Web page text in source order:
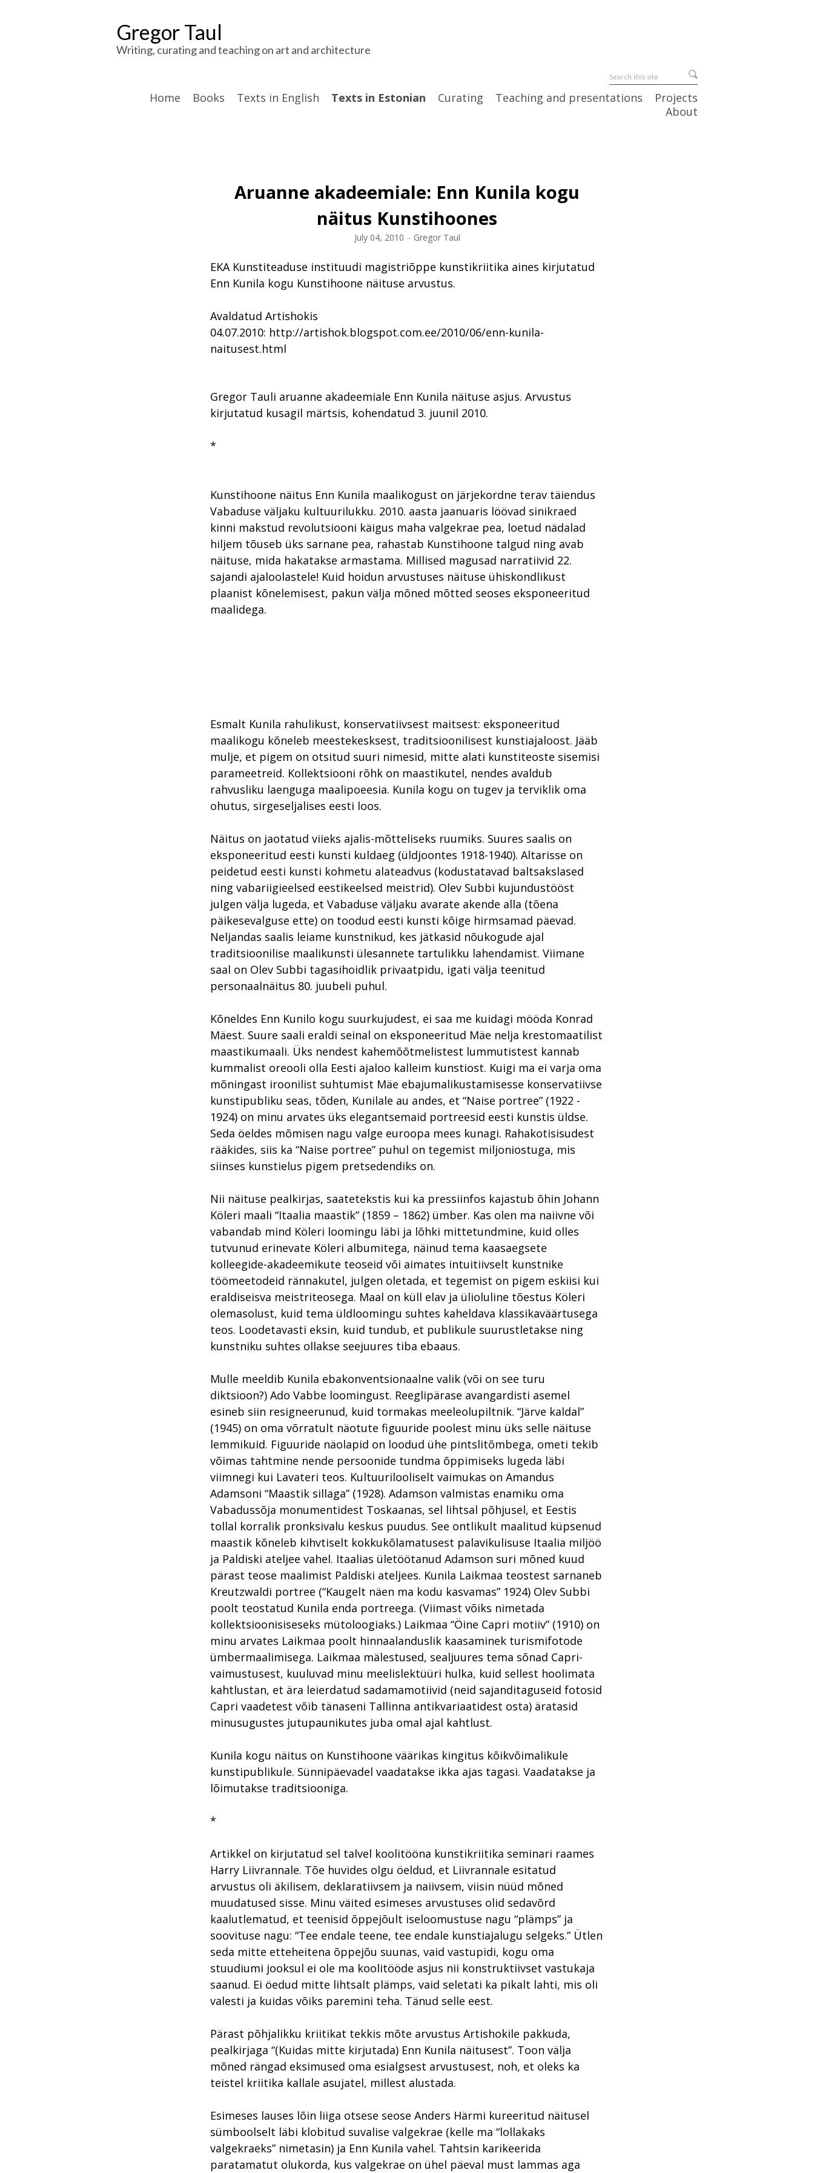
Gregor Taul
Writing, curating and teaching on art and architecture
Home Books Texts in English Texts in Estonian Curating Teaching and presentations
Projects
About
Aruanne akadeemiale: Enn Kunila kogu
näitus Kunstihoones
July 04, 2010 – Gregor Taul
EKA Kunstiteaduse instituudi magistriõppe kunstikriitika aines kirjutatud
Enn Kunila kogu Kunstihoone näituse arvustus.
Avaldatud Artishokis
04.07.2010: http://artishok.blogspot.com.ee/2010/06/enn-kunila-
naitusest.html
Gregor Tauli aruanne akadeemiale Enn Kunila näituse asjus. Arvustus
kirjutatud kusagil märtsis, kohendatud 3. juunil 2010.
*
Kunstihoone näitus Enn Kunila maalikogust on järjekordne terav täiendus
Vabaduse väljaku kultuurilukku. 2010. aasta jaanuaris löövad sinikraed
kinni makstud revolutsiooni käigus maha valgekrae pea, loetud nädalad
hiljem tõuseb üks sarnane pea, rahastab Kunstihoone talgud ning avab
näituse, mida hakatakse armastama. Millised magusad narratiivid 22.
sajandi ajaloolastele! Kuid hoidun arvustuses näituse ühiskondlikust
plaanist kõnelemisest, pakun välja mõned mõtted seoses eksponeeritud
maalidega.
Esmalt Kunila rahulikust, konservatiivsest maitsest: eksponeeritud
maalikogu kõneleb meestekesksest, traditsioonilisest kunstiajaloost. Jääb
mulje, et pigem on otsitud suuri nimesid, mitte alati kunstiteoste sisemisi
parameetreid. Kollektsiooni rõhk on maastikutel, nendes avaldub
rahvusliku laenguga maalipoeesia. Kunila kogu on tugev ja terviklik oma
ohutus, sirgeseljalises eesti loos.
Näitus on jaotatud viieks ajalis-mõtteliseks ruumiks. Suures saalis on
eksponeeritud eesti kunsti kuldaeg (üldjoontes 1918-1940). Altarisse on
peidetud eesti kunsti kohmetu alateadvus (kodustatavad baltsakslased
ning vabariigieelsed eestikeelsed meistrid). Olev Subbi kujundustööst
julgen välja lugeda, et Vabaduse väljaku avarate akende alla (tõena
päikesevalguse ette) on toodud eesti kunsti kõige hirmsamad päevad.
Neljandas saalis leiame kunstnikud, kes jätkasid nõukogude ajal
traditsioonilise maalikunsti ülesannete tartulikku lahendamist. Viimane
saal on Olev Subbi tagasihoidlik privaatpidu, igati välja teenitud
personaalnäitus 80. juubeli puhul.
Kõneldes Enn Kunilo kogu suurkujudest, ei saa me kuidagi mööda Konrad
Mäest. Suure saali eraldi seinal on eksponeeritud Mäe nelja krestomaatilist
maastikumaali. Üks nendest kahemõõtmelistest lummutistest kannab
kummalist oreooli olla Eesti ajaloo kalleim kunstiost. Kuigi ma ei varja oma
mõningast iroonilist suhtumist Mäe ebajumalikustamisesse konservatiivse
kunstipubliku seas, tõden, Kunilale au andes, et “Naise portree” (1922 -
1924) on minu arvates üks elegantsemaid portreesid eesti kunstis üldse.
Seda öeldes mõmisen nagu valge euroopa mees kunagi. Rahakotisisudest
rääkides, siis ka “Naise portree” puhul on tegemist miljoniostuga, mis
siinses kunstielus pigem pretsedendiks on.
Nii näituse pealkirjas, saatetekstis kui ka pressiinfos kajastub õhin Johann
Köleri maali “Itaalia maastik” (1859 – 1862) ümber. Kas olen ma naiivne või
vabandab mind Köleri loomingu läbi ja lõhki mittetundmine, kuid olles
tutvunud erinevate Köleri albumitega, näinud tema kaasaegsete
kolleegide-akadeemikute teoseid või aimates intuitiivselt kunstnike
töömeetodeid rännakutel, julgen oletada, et tegemist on pigem eskiisi kui
eraldiseisva meistriteosega. Maal on küll elav ja ülioluline tõestus Köleri
olemasolust, kuid tema üldloomingu suhtes kaheldava klassikaväärtusega
teos. Loodetavasti eksin, kuid tundub, et publikule suurustletakse ning
kunstniku suhtes ollakse seejuures tiba ebaaus.
Mulle meeldib Kunila ebakonventsionaalne valik (või on see turu
diktsioon?) Ado Vabbe loomingust. Reeglipärase avangardisti asemel
esineb siin resigneerunud, kuid tormakas meeleolupiltnik. “Järve kaldal”
(1945) on oma võrratult näotute figuuride poolest minu üks selle näituse
lemmikuid. Figuuride näolapid on loodud ühe pintslitõmbega, ometi tekib
võimas tahtmine nende persoonide tundma õppimiseks lugeda läbi
viimnegi kui Lavateri teos. Kultuurilooliselt vaimukas on Amandus
Adamsoni “Maastik sillaga” (1928). Adamson valmistas enamiku oma
Vabadussõja monumentidest Toskaanas, sel lihtsal põhjusel, et Eestis
tollal korralik pronksivalu keskus puudus. See ontlikult maalitud küpsenud
maastik kõneleb kihvtiselt kokkukõlamatusest palavikulisuse Itaalia miljöö
ja Paldiski ateljee vahel. Itaalias ületöötanud Adamson suri mõned kuud
pärast teose maalimist Paldiski ateljees. Kunila Laikmaa teostest sarnaneb
Kreutzwaldi portree (“Kaugelt näen ma kodu kasvamas” 1924) Olev Subbi
poolt teostatud Kunila enda portreega. (Viimast võiks nimetada
kollektsioonisiseseks mütoloogiaks.) Laikmaa “Öine Capri motiiv” (1910) on
minu arvates Laikmaa poolt hinnaalanduslik kaasaminek turismifotode
ümbermaalimisega. Laikmaa mälestused, sealjuures tema sõnad Capri-
vaimustusest, kuuluvad minu meelislektüüri hulka, kuid sellest hoolimata
kahtlustan, et ära leierdatud sadamamotiivid (neid sajanditaguseid fotosid
Capri vaadetest võib tänaseni Tallinna antikvariaatidest osta) äratasid
minusugustes jutupaunikutes juba omal ajal kahtlust.
Kunila kogu näitus on Kunstihoone väärikas kingitus kõikvõimalikule
kunstipublikule. Sünnipäevadel vaadatakse ikka ajas tagasi. Vaadatakse ja
lõimutakse traditsiooniga.
*
Artikkel on kirjutatud sel talvel koolitööna kunstikriitika seminari raames
Harry Liivrannale. Tõe huvides olgu öeldud, et Liivrannale esitatud
arvustus oli äkilisem, deklaratiivsem ja naiivsem, viisin nüüd mõned
muudatused sisse. Minu väited esimeses arvustuses olid sedavõrd
kaalutlematud, et teenisid õppejõult iseloomustuse nagu “plämps” ja
soovituse nagu: “Tee endale teene, tee endale kunstiajalugu selgeks.” Ütlen
seda mitte etteheitena õppejõu suunas, vaid vastupidi, kogu oma
stuudiumi jooksul ei ole ma koolitööde asjus nii konstruktiivset vastukaja
saanud. Ei öedud mitte lihtsalt plämps, vaid seletati ka pikalt lahti, mis oli
valesti ja kuidas võiks paremini teha. Tänud selle eest.
Pärast põhjalikku kriitikat tekkis mõte arvustus Artishokile pakkuda,
pealkirjaga “(Kuidas mitte kirjutada) Enn Kunila näitusest”. Toon välja
mõned rängad eksimused oma esialgsest arvustusest, noh, et oleks ka
teistel kriitika kallale asujatel, millest alustada.
Esimeses lauses lõin liiga otsese seose Anders Härmi kureeritud näitusel
sümboolselt läbi klobitud suvalise valgekrae (kelle ma “lollakaks
valgekraeks” nimetasin) ja Enn Kunila vahel. Tahtsin karikeerida
paratamatut olukorda, kus valgekrae on ühel päeval must lammas aga